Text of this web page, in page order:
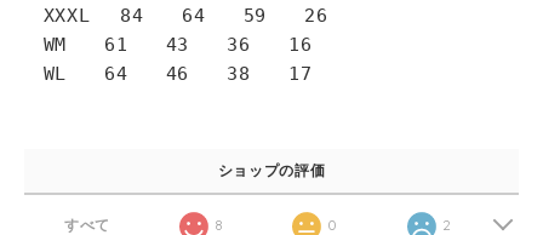
XXXL 84 64 59 26
WM 61 43 36 16
WL 64 46 38 17
ショップの評価
すべて 8 0 2